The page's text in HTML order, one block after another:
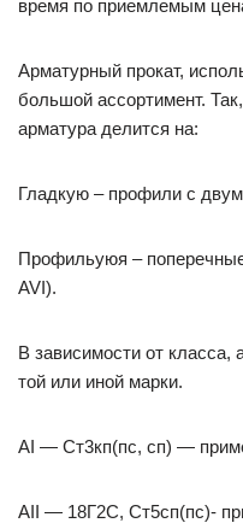
время по приемлемым
Арматурный прокат,
большой ассортимент.
арматура делится на:
Гладкую – профили с
Профильуюя –
AVI).
В зависимости от класса,
той или иной марки.
AI — Ст3кп(пс, сп) —
AII — 18Г2С, Ст5сп(пс)-